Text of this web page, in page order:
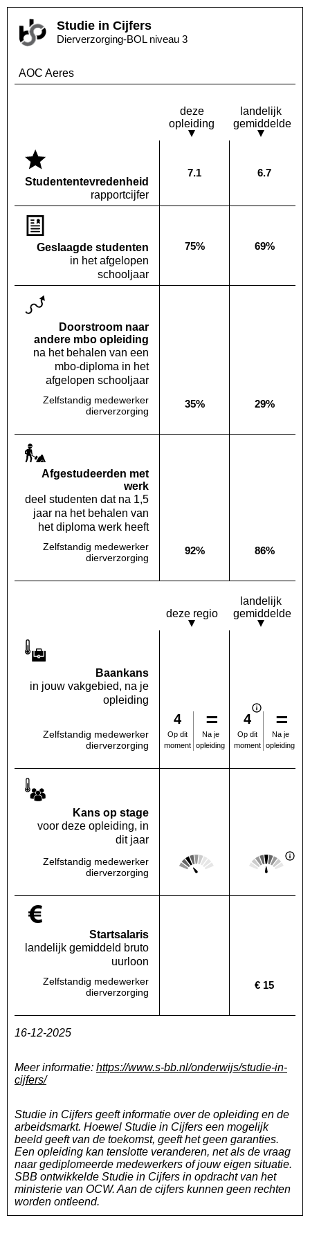
Studie in Cijfers
Dierverzorging-BOL niveau 3
AOC Aeres
deze
opleiding
landelijk
gemiddelde
Studenten­tevredenheid
rapportcijfer
Deze opleiding:
7.1 Landelijk
6.7
Geslaagde studenten
in het afgelopen
schooljaar
Deze opleiding:
75% Landelijk
69%
Doorstroom naar
andere mbo opleiding
na het behalen van een
mbo-diploma in het
afgelopen schooljaar
Zelfstandig medewerker
dierverzorging
Deze opleiding:
35% Landelijk
29%
Af­gestudeerden met
werk
deel studenten dat na 1,5
jaar na het behalen van
het diploma werk heeft
Zelfstandig medewerker
dierverzorging
Deze opleiding:
92% Landelijk
86%
deze regio
landelijk
gemiddelde
Baankans
in jouw vakgebied, na je
opleiding
Zelfstandig medewerker
dierverzorging
4
Op dit
moment
Na je
opleiding
4
Op dit
moment
Na je
opleiding
Kans op stage
voor deze opleiding, in
dit jaar
Zelfstandig medewerker
dierverzorging
Deze regio:
Score: 2 van 5
Landelijk
Score: 3 van
Startsalaris
landelijk gemiddeld bruto
uurloon
Zelfstandig medewerker
dierverzorging
Geen waarde bekendLandelijk
€ 15
16-12-2025
Meer informatie: https://www.s-bb.nl/onderwijs/studie-in-
cijfers/
Studie in Cijfers geeft informatie over de opleiding en de
arbeidsmarkt. Hoewel Studie in Cijfers een mogelijk
beeld geeft van de toekomst, geeft het geen garanties.
Een opleiding kan tenslotte veranderen, net als de vraag
naar gediplomeerde medewerkers of jouw eigen situatie.
SBB ontwikkelde Studie in Cijfers in opdracht van het
ministerie van OCW. Aan de cijfers kunnen geen rechten
worden ontleend.